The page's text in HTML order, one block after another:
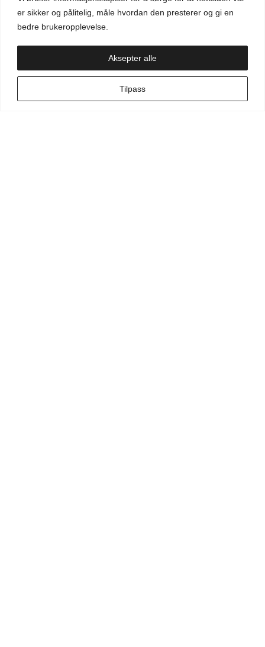
er sikker og pålitelig, måle hvordan den presterer og gi en
bedre brukeropplevelse.
Tilpass
Aksepter alle
Aktuelt
Handlekurv
NO